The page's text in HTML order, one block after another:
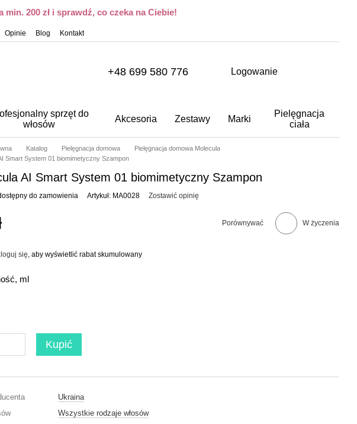
200 zł i sprawdź, co czeka na Ciebie!
Opinie Blog Kontakt
+48 699 580 776 Logowanie
sprzęt do
włosów
Akcesoria Zestawy Marki
Pielęgnacja
ciała
Katalog Pielęgnacja domowa
Pielęgnacja domowa Molecula
Smart System 01 biomimetyczny Szampon
AI Smart System 01 biomimetyczny Szampon
do zamowienia Artykuł: MA0028 Zostawić opinię
Porównywać W życzenia
się , aby wyświetlić rabat skumulowany
ml
Kupić
Ukraina
Wszystkie rodzaje włosów